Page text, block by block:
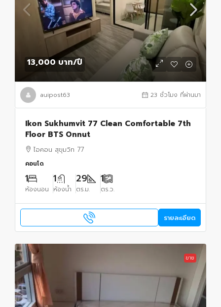
13,000 บาท/ปี
auipost63 23 ชั่วโมง ที่ผ่านมา
Ikon Sukhumvit 77 Clean Comfortable 7th
Floor BTS Onnut
ไอคอน สุขุมวิท 77
คอนโด
1
ห้องนอน
1
ห้องน้ำ
29
ตร.ม.
1
ตร.ว.
รายละเอียด
ขาย